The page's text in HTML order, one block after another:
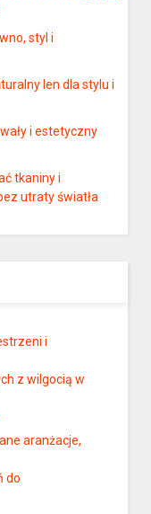
styl i
len dla stylu i
i estetyczny
tkaniny i
utraty światła
i
z wilgocią w
aranżacje,
do